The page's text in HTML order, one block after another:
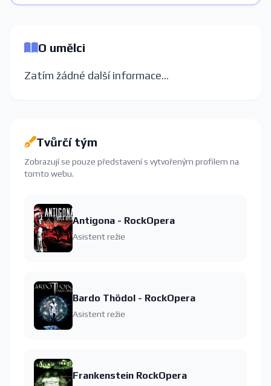
O umělci
Zatím žádné další informace...
Tvůrčí tým
Zobrazují se pouze představení s vytvořeným profilem na
tomto webu.
Antigona - RockOpera
Asistent režie
Bardo Thödol - RockOpera
Asistent režie
Frankenstein RockOpera